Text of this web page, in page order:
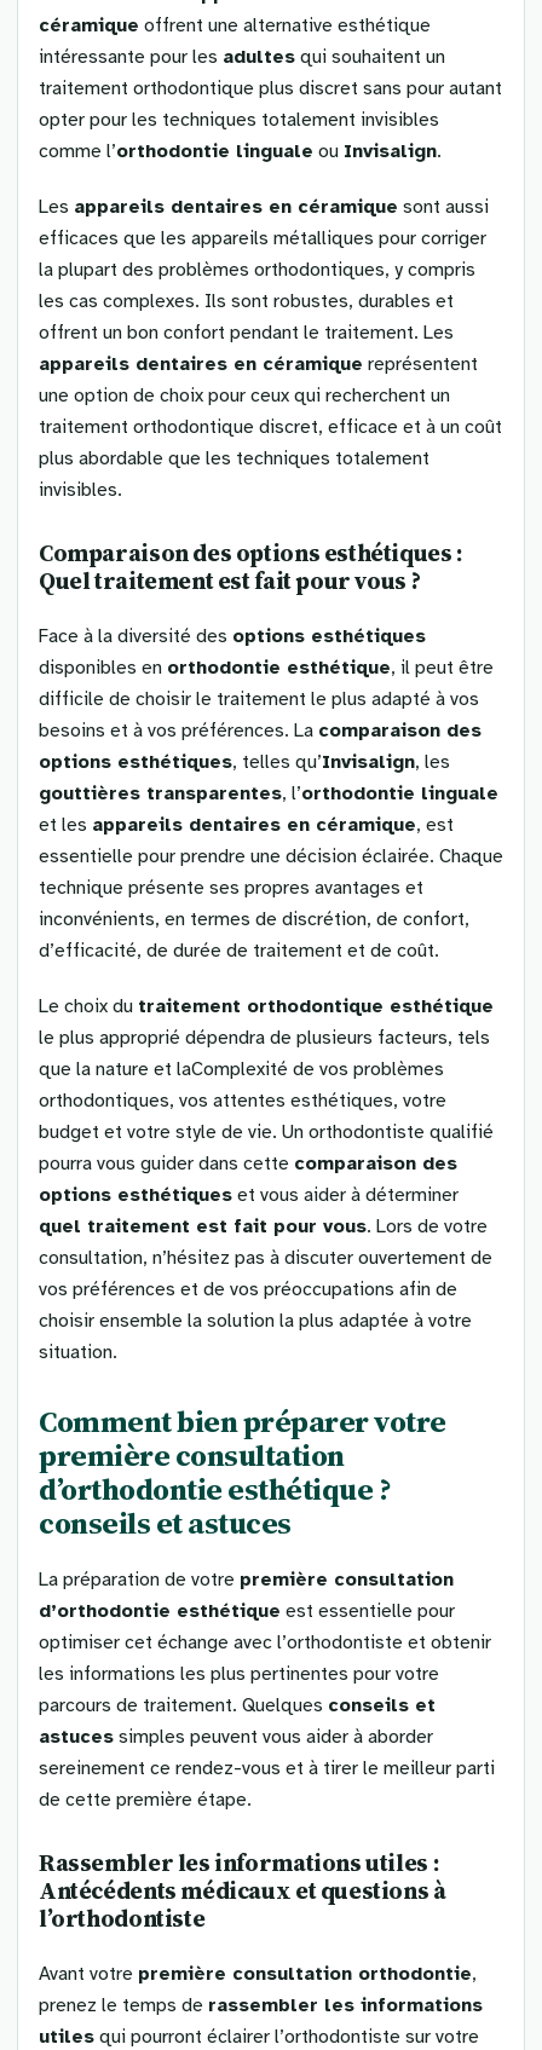
céramique offrent une alternative esthétique
intéressante pour les adultes qui souhaitent un
traitement orthodontique plus discret sans pour autant
opter pour les techniques totalement invisibles
comme l’orthodontie linguale ou Invisalign.
Les appareils dentaires en céramique sont aussi
efficaces que les appareils métalliques pour corriger
la plupart des problèmes orthodontiques, y compris
les cas complexes. Ils sont robustes, durables et
offrent un bon confort pendant le traitement. Les
appareils dentaires en céramique représentent
une option de choix pour ceux qui recherchent un
traitement orthodontique discret, efficace et à un coût
plus abordable que les techniques totalement
invisibles.
Comparaison des options esthétiques :
Quel traitement est fait pour vous ?
Face à la diversité des options esthétiques
disponibles en orthodontie esthétique, il peut être
difficile de choisir le traitement le plus adapté à vos
besoins et à vos préférences. La comparaison des
options esthétiques, telles qu’Invisalign, les
gouttières transparentes, l’orthodontie linguale
et les appareils dentaires en céramique, est
essentielle pour prendre une décision éclairée. Chaque
technique présente ses propres avantages et
inconvénients, en termes de discrétion, de confort,
d’efficacité, de durée de traitement et de coût.
Le choix du traitement orthodontique esthétique
le plus approprié dépendra de plusieurs facteurs, tels
que la nature et laComplexité de vos problèmes
orthodontiques, vos attentes esthétiques, votre
budget et votre style de vie. Un orthodontiste qualifié
pourra vous guider dans cette comparaison des
options esthétiques et vous aider à déterminer
quel traitement est fait pour vous. Lors de votre
consultation, n’hésitez pas à discuter ouvertement de
vos préférences et de vos préoccupations afin de
choisir ensemble la solution la plus adaptée à votre
situation.
Comment bien préparer votre
première consultation
d’orthodontie esthétique ?
conseils et astuces
La préparation de votre première consultation
d’orthodontie esthétique est essentielle pour
optimiser cet échange avec l’orthodontiste et obtenir
les informations les plus pertinentes pour votre
parcours de traitement. Quelques conseils et
astuces simples peuvent vous aider à aborder
sereinement ce rendez-vous et à tirer le meilleur parti
de cette première étape.
Rassembler les informations utiles :
Antécédents médicaux et questions à
l’orthodontiste
Avant votre première consultation orthodontie,
prenez le temps de rassembler les informations
utiles qui pourront éclairer l’orthodontiste sur votre